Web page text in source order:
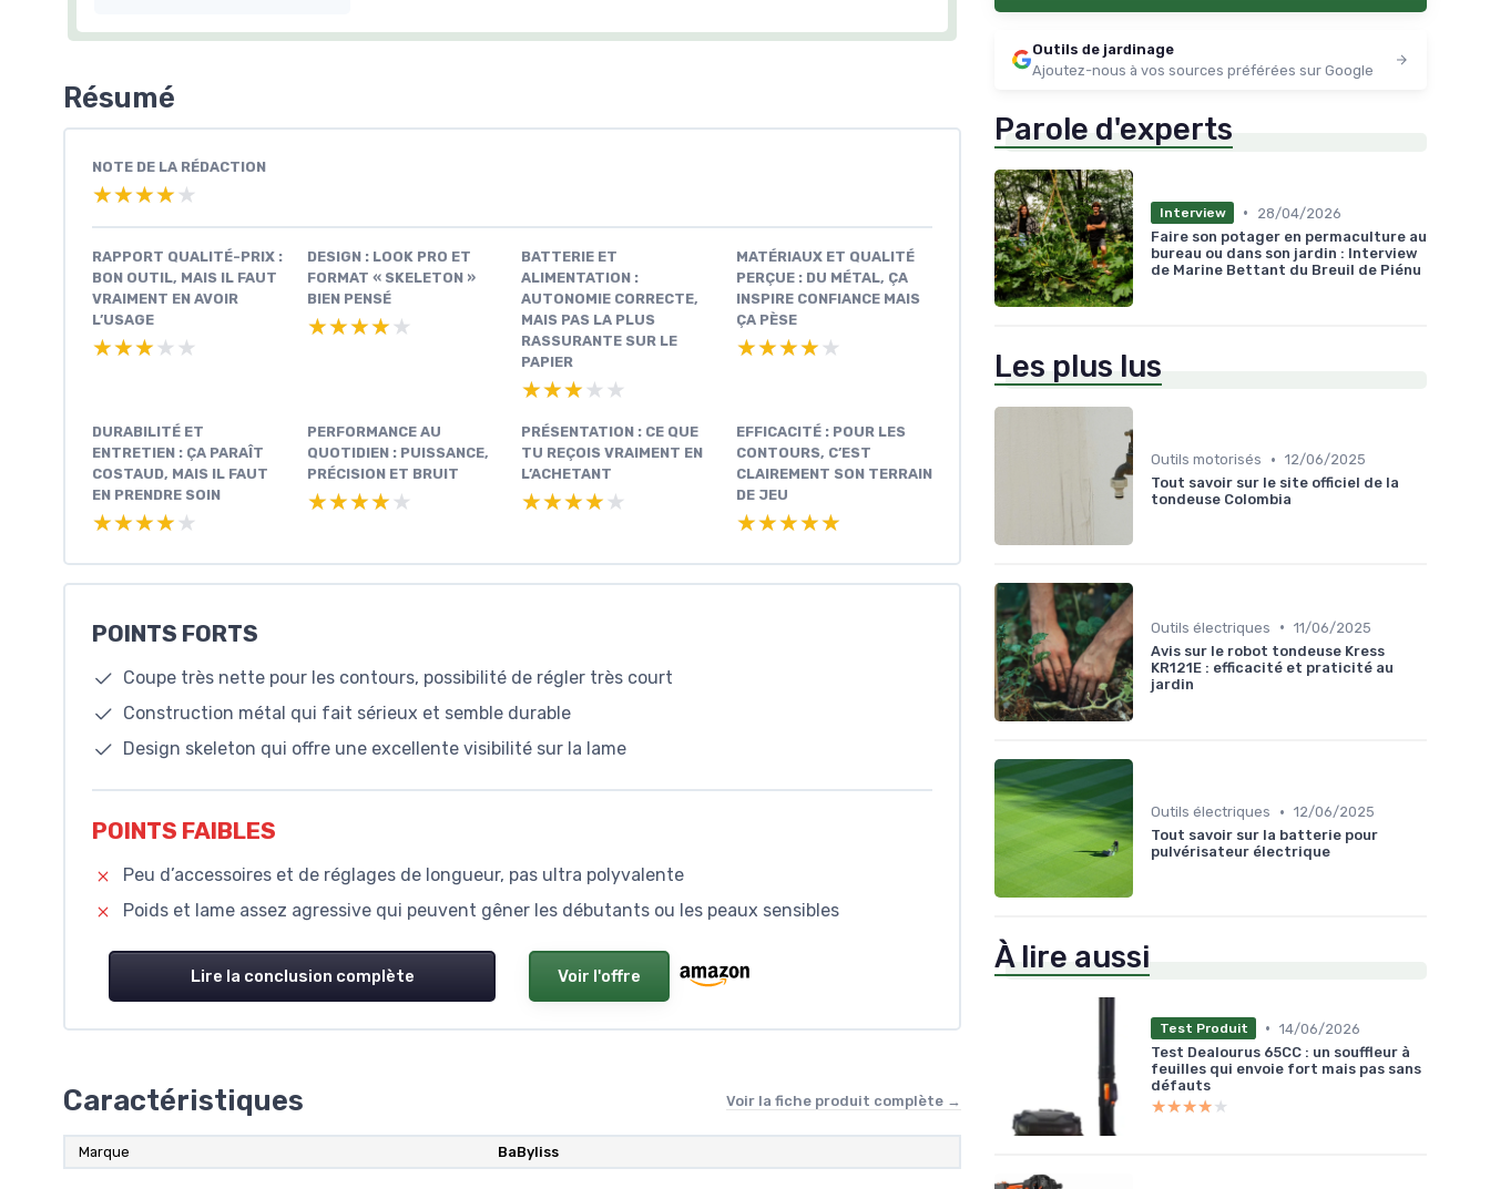
Résumé
NOTE DE LA RÉDACTION
★★★★★
★★★★★
RAPPORT QUALITÉ-PRIX :
BON OUTIL, MAIS IL FAUT
VRAIMENT EN AVOIR
L’USAGE
★★★★★
★★★★★
DESIGN : LOOK PRO ET
FORMAT « SKELETON »
BIEN PENSÉ
★★★★★
★★★★★
BATTERIE ET
ALIMENTATION :
AUTONOMIE CORRECTE,
MAIS PAS LA PLUS
RASSURANTE SUR LE
PAPIER
★★★★★
★★★★★
MATÉRIAUX ET QUALITÉ
PERÇUE : DU MÉTAL, ÇA
INSPIRE CONFIANCE MAIS
ÇA PÈSE
★★★★★
★★★★★
DURABILITÉ ET
ENTRETIEN : ÇA PARAÎT
COSTAUD, MAIS IL FAUT
EN PRENDRE SOIN
★★★★★
★★★★★
PERFORMANCE AU
QUOTIDIEN : PUISSANCE,
PRÉCISION ET BRUIT
★★★★★
★★★★★
PRÉSENTATION : CE QUE
TU REÇOIS VRAIMENT EN
L’ACHETANT
★★★★★
★★★★★
EFFICACITÉ : POUR LES
CONTOURS, C’EST
CLAIREMENT SON TERRAIN
DE JEU
★★★★★
★★★★★
POINTS FORTS
Coupe très nette pour les contours, possibilité de régler très court
Construction métal qui fait sérieux et semble durable
Design skeleton qui offre une excellente visibilité sur la lame
POINTS FAIBLES
Peu d’accessoires et de réglages de longueur, pas ultra polyvalente
Poids et lame assez agressive qui peuvent gêner les débutants ou les peaux sensibles
Lire la conclusion complète Voir l'offre
Caractéristiques Voir la fiche produit complète →
Marque BaByliss
Outils de jardinage
Ajoutez-nous à vos sources préférées sur Google
Parole d'experts
Interview •
28/04/2026
Faire son potager en permaculture au
bureau ou dans son jardin : Interview
de Marine Bettant du Breuil de Piénu
Les plus lus
Outils motorisés • 12/06/2025
Tout savoir sur le site officiel de la
tondeuse Colombia
Outils électriques • 11/06/2025
Avis sur le robot tondeuse Kress
KR121E : efficacité et praticité au
jardin
Outils électriques • 12/06/2025
Tout savoir sur la batterie pour
pulvérisateur électrique
À lire aussi
Test Produit • 14/06/2026
Test Dealourus 65CC : un souffleur à
feuilles qui envoie fort mais pas sans
défauts
★★★★★
★★★★★